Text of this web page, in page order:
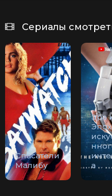
Сериалы
Спасатели
Малибу
Эра
а